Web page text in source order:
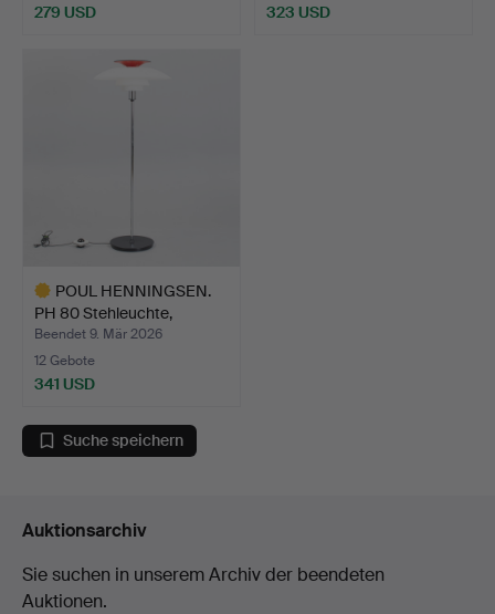
279 USD 323 USD
POUL HENNINGSEN.
PH 80 Stehleuchte,
weiß/c…
Beendet 9. Mär 2026
12 Gebote
341 USD
ObjektSuche speichern
Auktionsarchiv
Sie suchen in unserem Archiv der beendeten
Auktionen.